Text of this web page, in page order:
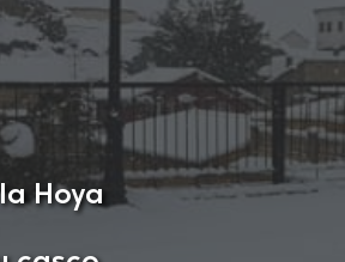
Hoya